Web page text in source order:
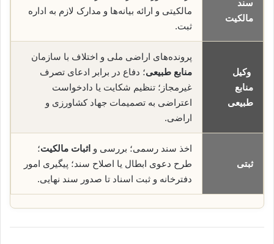
سند
مالکیت
مالکیتی و ارائه بیانه‌ها و مدارک لازم به اداره
ثبت.
وکیل
منابع
طبیعی
پرونده‌های اراضی ملی و اختلاف با سازمان
منابع طبیعی؛ دفاع در برابر ادعای تصرف
غیرمجاز؛ تنظیم شکایت یا دادخواست
اعتراضی به تصمیمات جهاد کشاورزی و
اراضی.
ثبتی
اخذ سند رسمی؛ بررسی و اثبات مالکیت؛
طرح دعوی ابطال یا اصلاح سند؛ پیگیری امور
دفترخانه و ثبت اسناد تا صدور سند نهایی.